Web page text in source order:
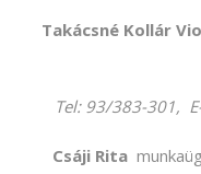
Takácsné Kollár
Tel: 93/383-301,
Csáji Rita